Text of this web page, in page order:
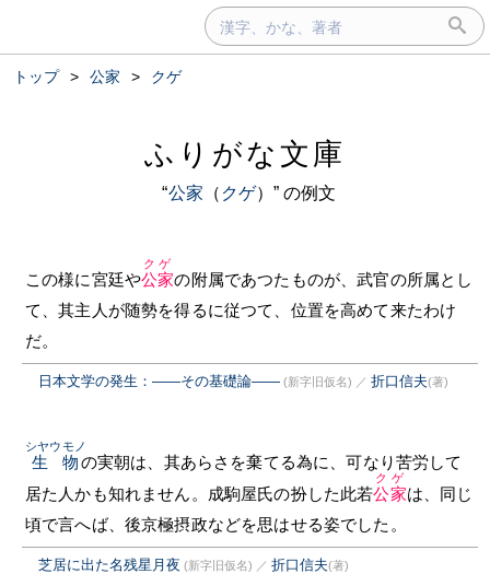
トップ > 公家 > クゲ
ふりがな文庫
“公家 （ クゲ）” の例文
この様に宮廷や公家
クゲ
の附属であつたものが、武官の所属とし
て、其主人が随勢を得るに従つて、位置を高めて来たわけ
だ。
日本文学の発生：――その基礎論―― (新字旧仮名) ／ 折口信夫(著)
生物
シヤウモノ
の実朝は、其あらさを棄てる為に、可なり苦労して
居た人かも知れません。成駒屋氏の扮した此若公家
クゲ
は、同じ
頃で言へば、後京極摂政などを思はせる姿でした。
芝居に出た名残星月夜 (新字旧仮名) ／ 折口信夫(著)